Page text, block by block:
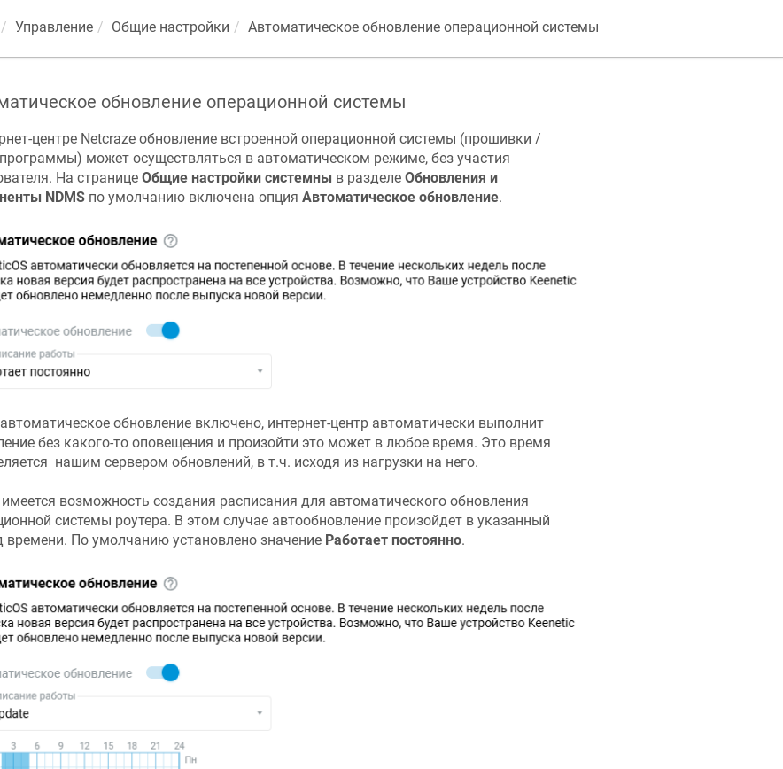
Управление Общие настройки Автоматическое обновление операционной системы
обновление операционной системы
центре Netcrazeобновление встроенной операционной системы (прошивки /
может осуществляться в автоматическом режиме, без участия
На странице Общие настройки системны в разделе Обновления и
NDMSпо умолчанию включена опция Автоматическое обновление.
обновление включено, интернет-центр автоматически выполнит
без какого-то оповещения и произойти это может в любое время. Это время
нашим сервером обновлений, в т.ч. исходя из нагрузки на него.
возможность создания расписания для автоматического обновления
системы роутера. В этом случае автообновление произойдет в указанный
времени. По умолчанию установлено значение Работает постоянно.